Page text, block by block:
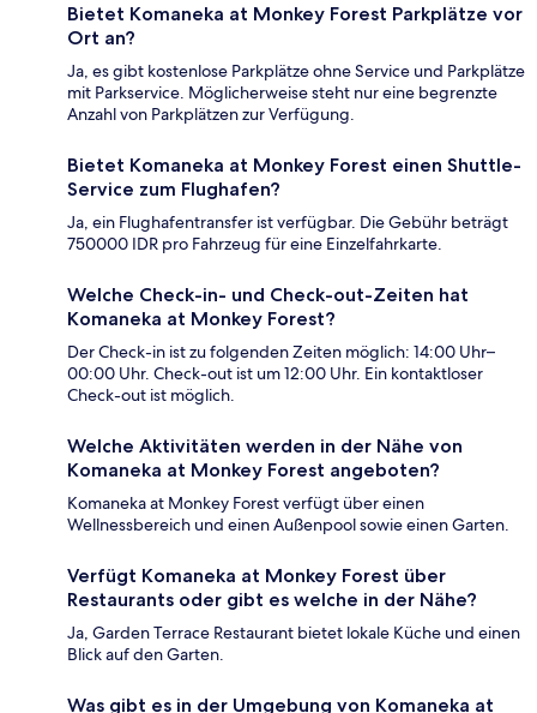
Bietet Komaneka at Monkey Forest Parkplätze vor
Ort an?
Ja, es gibt kostenlose Parkplätze ohne Service und Parkplätze
mit Parkservice. Möglicherweise steht nur eine begrenzte
Anzahl von Parkplätzen zur Verfügung.
Bietet Komaneka at Monkey Forest einen Shuttle-
Service zum Flughafen?
Ja, ein Flughafentransfer ist verfügbar. Die Gebühr beträgt
750000 IDR pro Fahrzeug für eine Einzelfahrkarte.
Welche Check-in- und Check-out-Zeiten hat
Komaneka at Monkey Forest?
Der Check-in ist zu folgenden Zeiten möglich: 14:00 Uhr–
00:00 Uhr. Check-out ist um 12:00 Uhr. Ein kontaktloser
Check-out ist möglich.
Welche Aktivitäten werden in der Nähe von
Komaneka at Monkey Forest angeboten?
Komaneka at Monkey Forest verfügt über einen
Wellnessbereich und einen Außenpool sowie einen Garten.
Verfügt Komaneka at Monkey Forest über
Restaurants oder gibt es welche in der Nähe?
Ja, Garden Terrace Restaurant bietet lokale Küche und einen
Blick auf den Garten.
Was gibt es in der Umgebung von Komaneka at